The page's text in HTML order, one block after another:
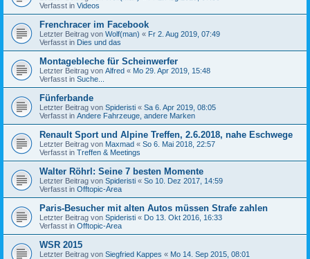
Verfasst in Videos
Frenchracer im Facebook
Letzter Beitrag von Wolf(man) « Fr 2. Aug 2019, 07:49
Verfasst in Dies und das
Montagebleche für Scheinwerfer
Letzter Beitrag von Alfred « Mo 29. Apr 2019, 15:48
Verfasst in Suche...
Fünferbande
Letzter Beitrag von Spideristi « Sa 6. Apr 2019, 08:05
Verfasst in Andere Fahrzeuge, andere Marken
Renault Sport und Alpine Treffen, 2.6.2018, nahe Eschwege
Letzter Beitrag von Maxmad « So 6. Mai 2018, 22:57
Verfasst in Treffen & Meetings
Walter Röhrl: Seine 7 besten Momente
Letzter Beitrag von Spideristi « So 10. Dez 2017, 14:59
Verfasst in Offtopic-Area
Paris-Besucher mit alten Autos müssen Strafe zahlen
Letzter Beitrag von Spideristi « Do 13. Okt 2016, 16:33
Verfasst in Offtopic-Area
WSR 2015
Letzter Beitrag von Siegfried Kappes « Mo 14. Sep 2015, 08:01